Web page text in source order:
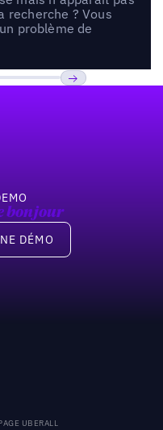
recherche ? Vous
problème de
bonjour
DÉMO
UBERALL